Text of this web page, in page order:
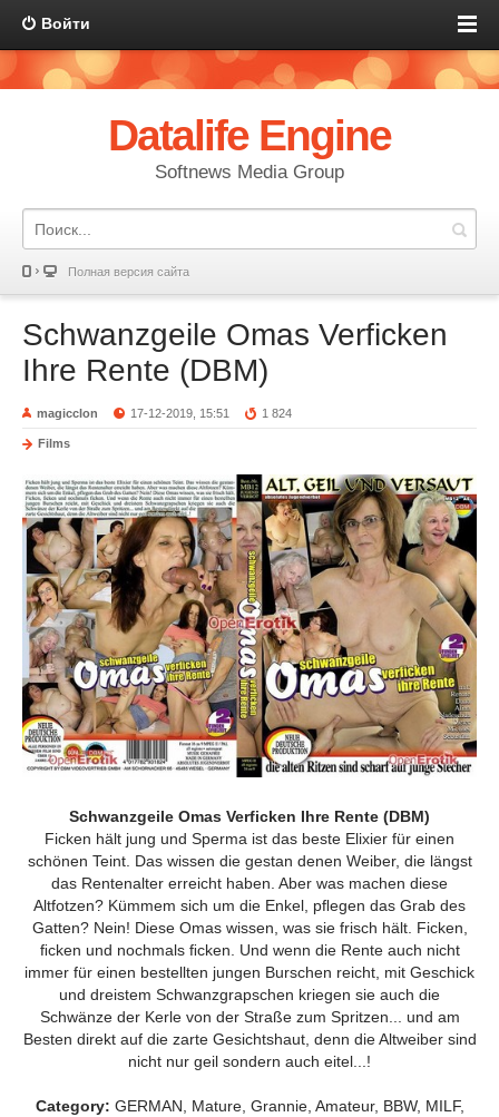
Войти
Datalife Engine
Softnews Media Group
Полная версия сайта
Schwanzgeile Omas Verficken
Ihre Rente (DBM)
magicclon 17-12-2019, 15:51 1 824
Films
Schwanzgeile Omas Verficken Ihre Rente (DBM)
Ficken hält jung und Sperma ist das beste Elixier für einen
schönen Teint. Das wissen die gestan denen Weiber, die längst
das Rentenalter erreicht haben. Aber was machen diese
Altfotzen? Kümmem sich um die Enkel, pﬂegen das Grab des
Gatten? Nein! Diese Omas wissen, was sie frisch hält. Ficken,
ﬁcken und nochmals ﬁcken. Und wenn die Rente auch nicht
immer für einen bestellten jungen Burschen reicht, mit Geschick
und dreistem Schwanzgrapschen kriegen sie auch die
Schwänze der Kerle von der Straße zum Spritzen... und am
Besten direkt auf die zarte Gesichtshaut, denn die Altweiber sind
nicht nur geil sondern auch eitel...!
Category: GERMAN, Mature, Grannie, Amateur, BBW, MILF,